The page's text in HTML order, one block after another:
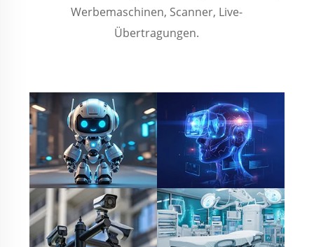
Werbemaschinen, Scanner, Live-
Übertragungen.